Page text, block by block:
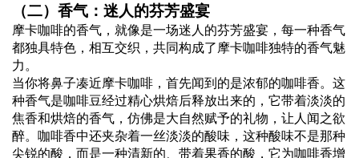
（二）香气：迷人的芬芳盛宴
摩卡咖啡的香气，就像是一场迷人的芬芳盛宴，每一种香气
都独具特色，相互交织，共同构成了摩卡咖啡独特的香气魅
力。
当你将鼻子凑近摩卡咖啡，首先闻到的是浓郁的咖啡香。这
种香气是咖啡豆经过精心烘焙后释放出来的，它带着淡淡的
焦香和烘焙的香气，仿佛是大自然赋予的礼物，让人闻之欲
醉。咖啡香中还夹杂着一丝淡淡的酸味，这种酸味不是那种
尖锐的酸，而是一种清新的、带着果香的酸，它为咖啡香增